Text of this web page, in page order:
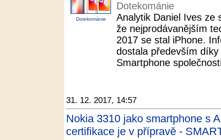
Dotekománie
Dotekománie
Analytik Daniel Ives ze
že nejprodávanějším
2017 se stal iPhone.
dostala především
Smartphone
31. 12. 2017, 14:57
Nokia 3310 jako smartphone s
certifikace je v přípravě -